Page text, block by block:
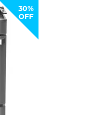
30%
OFF